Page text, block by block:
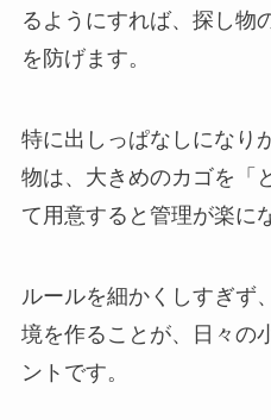
るようにすれば、探し物
を防げます。
特に出しっぱなしになり
物は、大きめのカゴを「
て用意すると管理が楽に
ルールを細かくしすぎず
境を作ることが、日々の
ントです。